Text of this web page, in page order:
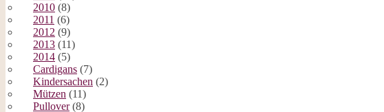
2010 (8)
2011 (6)
2012 (9)
2013 (11)
2014 (5)
Cardigans (7)
Kindersachen (2)
Mützen (11)
Pullover(8)